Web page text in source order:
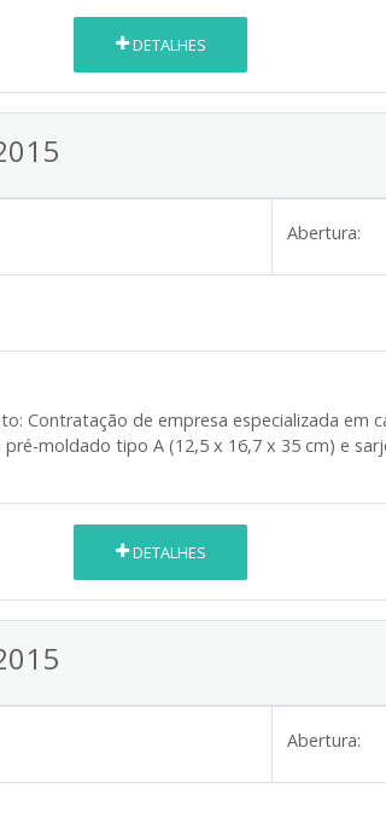
DETALHES
Abertura:
Contratação de empresa especializada em
moldado tipo A (12,5 x 16,7 x 35 cm) e
DETALHES
Abertura: